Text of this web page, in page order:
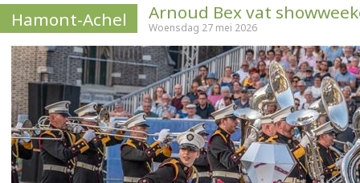
Hamont-Achel Arnoud Bex vat
Woensdag 27 mei 2026